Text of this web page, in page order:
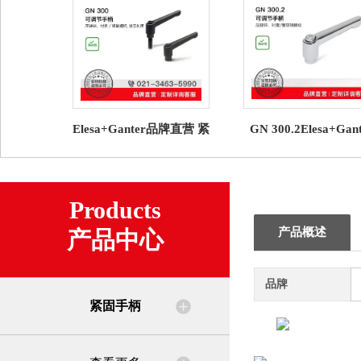
Elesa+Ganter品牌直营 紧
柄 压铸锌（1）
GN
Products
产品中心
紧固手柄
产品概述
品牌